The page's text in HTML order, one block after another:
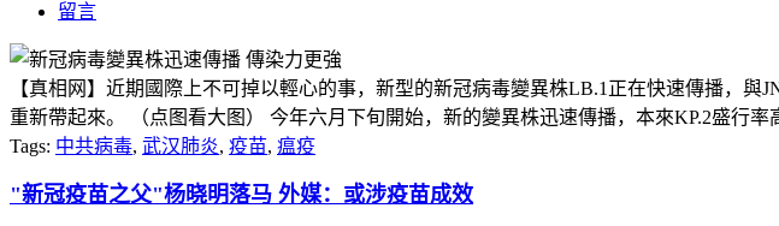
留言
【真相网】近期國際上不可掉以輕心的事，新型的新冠病毒變異株LB.1正在快速傳播，
重新帶起來。 （点图看大图） 今年六月下旬開始，新的變異株迅速傳播，本來KP.2盛行
Tags: 中共病毒, 武汉肺炎, 疫苗, 瘟疫
"新冠疫苗之父"杨晓明落马 外媒：或涉疫苗成效